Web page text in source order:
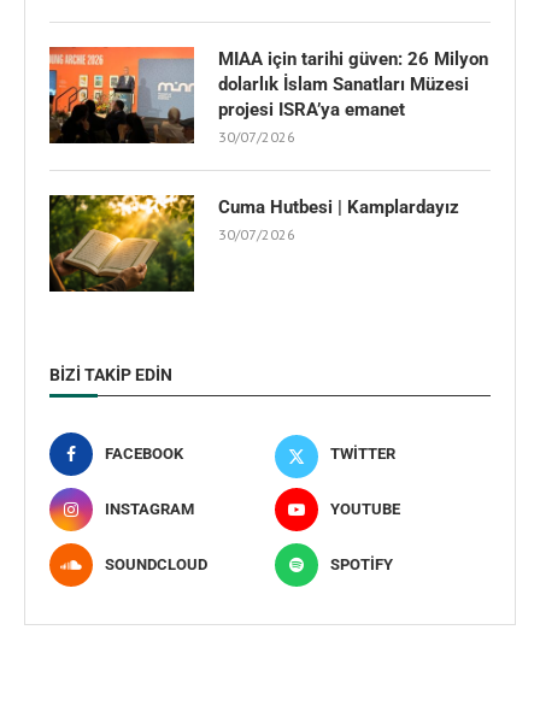
MIAA için tarihi güven: 26 Milyon
dolarlık İslam Sanatları Müzesi
projesi ISRA’ya emanet
30/07/2026
Cuma Hutbesi | Kamplardayız
30/07/2026
BIZI TAKIP EDIN
FACEBOOK TWITTER
INSTAGRAM YOUTUBE
SOUNDCLOUD SPOTIFY